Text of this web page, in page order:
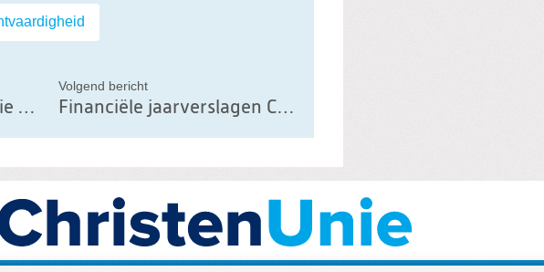
Jaarverslag ChristenUnie gemeente Groningen
Volgend bericht
Financiële jaarverslagen ChristenUnie gemeente Groningen